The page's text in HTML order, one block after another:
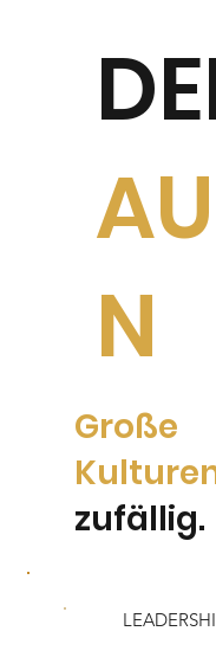
N
Große
zufällig.
Talenten,